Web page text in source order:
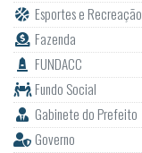
Esportes e Recreação
Fazenda
FUNDACC
Fundo Social
Gabinete do Prefeito
Governo